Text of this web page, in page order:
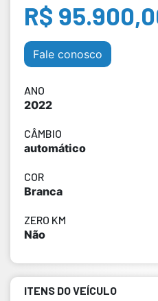
R$
Fale conosco
ANO
2022
CÂMBIO
automático
COR
Branca
ZERO KM
Não
ITENS DO VEÍCULO